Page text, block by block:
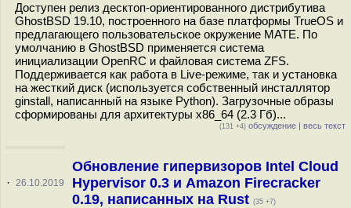
Доступен релиз десктоп-ориентированного дистрибутива
GhostBSD 19.10, построенного на базе платформы TrueOS и
предлагающего пользовательское окружение MATE. По
умолчанию в GhostBSD применяется система
инициализации OpenRC и файловая система ZFS.
Поддерживается как работа в Live-режиме, так и установка
на жесткий диск (используется собственный инсталлятор
ginstall, написанный на языке Python). Загрузочные образы
сформированы для архитектуры x86_64 (2.3 Гб)...
(131 +4) обсуждение | весь текст
· 26.10.2019
Обновление гипервизоров Intel Cloud
Hypervisor 0.3 и Amazon Firecracker
0.19, написанных на Rust (35 +7)